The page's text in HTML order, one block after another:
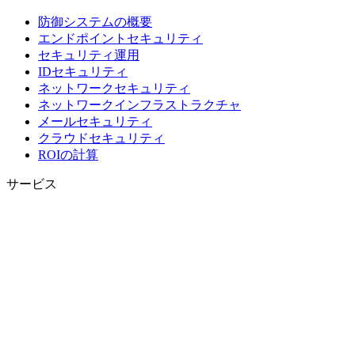
防御システムの概要
エンドポイントセキュリティ
セキュリティ運用
IDセキュリティ
ネットワークセキュリティ
ネットワークインフラストラクチャ
メールセキュリティ
クラウドセキュリティ
ROIの計算
サービス